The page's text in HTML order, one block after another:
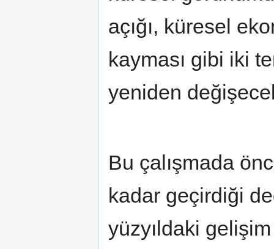
açığı, küresel
kayması gibi iki
yeniden
Bu çalışmada
kadar geçirdiği
yüzyıldaki